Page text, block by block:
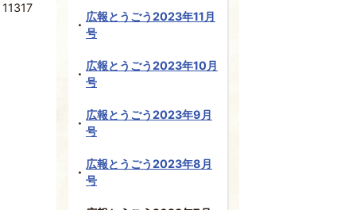
11317
広報とうごう2023年11月
号
広報とうごう2023年10月
号
広報とうごう2023年9月
号
広報とうごう2023年8月
号